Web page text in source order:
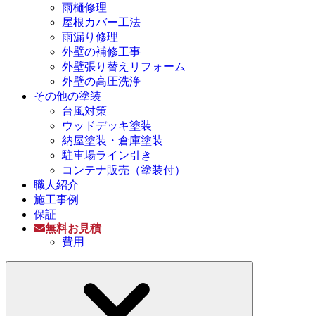
雨樋修理
屋根カバー工法
雨漏り修理
外壁の補修工事
外壁張り替えリフォーム
外壁の高圧洗浄
その他の塗装
台風対策
ウッドデッキ塗装
納屋塗装・倉庫塗装
駐車場ライン引き
コンテナ販売（塗装付）
職人紹介
施工事例
保証
無料お見積
費用